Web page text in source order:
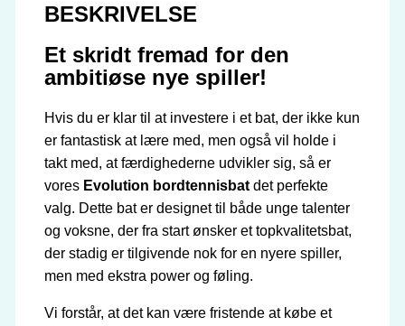
BESKRIVELSE
Et skridt fremad for den
ambitiøse nye spiller!
Hvis du er klar til at investere i et bat, der ikke kun
er fantastisk at lære med, men også vil holde i
takt med, at færdighederne udvikler sig, så er
vores Evolution bordtennisbatdet perfekte
valg. Dette bat er designet til både unge talenter
og voksne, der fra start ønsker et topkvalitetsbat,
der stadig er tilgivende nok for en nyere spiller,
men med ekstra power og føling.
Vi forstår, at det kan være fristende at købe et